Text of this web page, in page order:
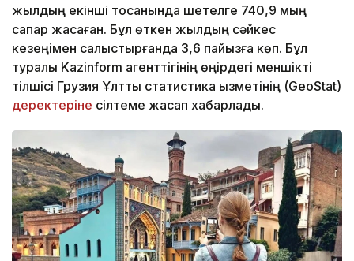
жылдың екінші тоқсанында шетелге 740,9 мың
сапар жасаған. Бұл өткен жылдың сәйкес
кезеңімен салыстырғанда 3,6 пайызға көп. Бұл
туралы Kazinform агенттігінің өңірдегі меншікті
тілшісі Грузия Ұлттық статистика қызметінің (GeoStat)
деректеріне сілтеме жасап хабарлады.